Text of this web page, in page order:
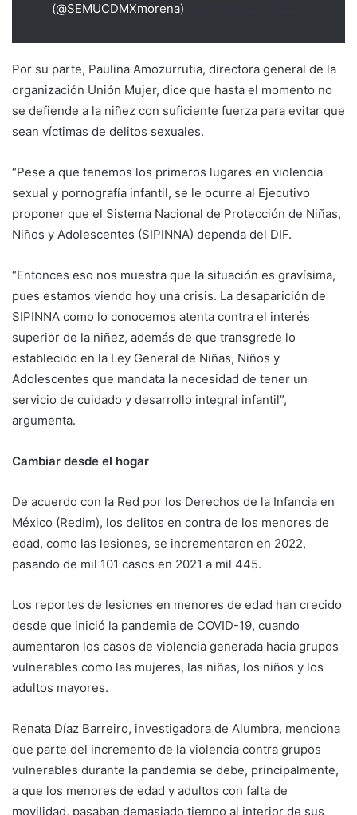
(@SEMUCDMXmorena)
Por su parte, Paulina Amozurrutia, directora general de la
organización Unión Mujer, dice que hasta el momento no
se defiende a la niñez con suficiente fuerza para evitar que
sean víctimas de delitos sexuales.
“Pese a que tenemos los primeros lugares en violencia
sexual y pornografía infantil, se le ocurre al Ejecutivo
proponer que el Sistema Nacional de Protección de Niñas,
Niños y Adolescentes (SIPINNA) dependa del DIF.
“Entonces eso nos muestra que la situación es gravísima,
pues estamos viendo hoy una crisis. La desaparición de
SIPINNA como lo conocemos atenta contra el interés
superior de la niñez, además de que transgrede lo
establecido en la Ley General de Niñas, Niños y
Adolescentes que mandata la necesidad de tener un
servicio de cuidado y desarrollo integral infantil”,
argumenta.
Cambiar desde el hogar
De acuerdo con la Red por los Derechos de la Infancia en
México (Redim), los delitos en contra de los menores de
edad, como las lesiones, se incrementaron en 2022,
pasando de mil 101 casos en 2021 a mil 445.
Los reportes de lesiones en menores de edad han crecido
desde que inició la pandemia de COVID-19, cuando
aumentaron los casos de violencia generada hacia grupos
vulnerables como las mujeres, las niñas, los niños y los
adultos mayores.
Renata Díaz Barreiro, investigadora de Alumbra, menciona
que parte del incremento de la violencia contra grupos
vulnerables durante la pandemia se debe, principalmente,
a que los menores de edad y adultos con falta de
movilidad, pasaban demasiado tiempo al interior de sus